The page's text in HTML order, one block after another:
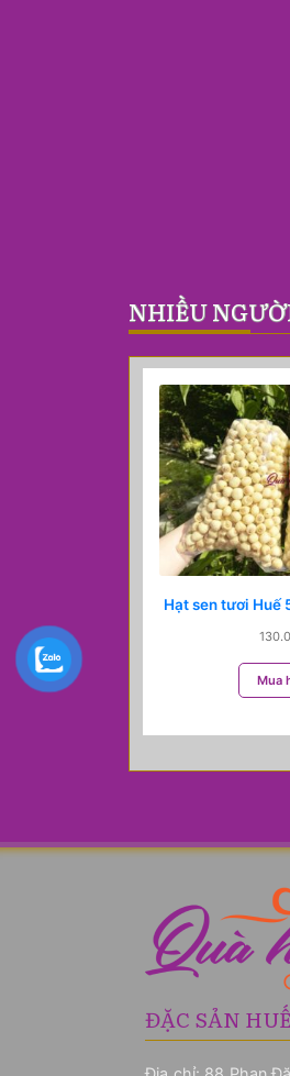
NHIỀU
Hạt sen tươi Huế
Mua
ĐẶC SẢN